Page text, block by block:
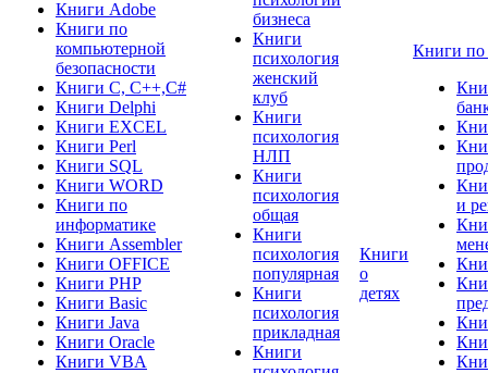
Книги Adobe
Книги по
компьютерной
безопасности
Книги C, C++,С#
Книги Delphi
Книги EXCEL
Книги Perl
Книги SQL
Книги WORD
Книги по
информатике
Книги Assembler
Книги OFFICE
Книги PHP
Книги Basic
Книги Java
Книги Oracle
Книги VBA
бизнеса
Книги
психология
женский
клуб
Книги
психология
НЛП
Книги
психология
общая
Книги
психология
популярная
Книги
психология
прикладная
Книги
Книги
о
детях
Книги по
и